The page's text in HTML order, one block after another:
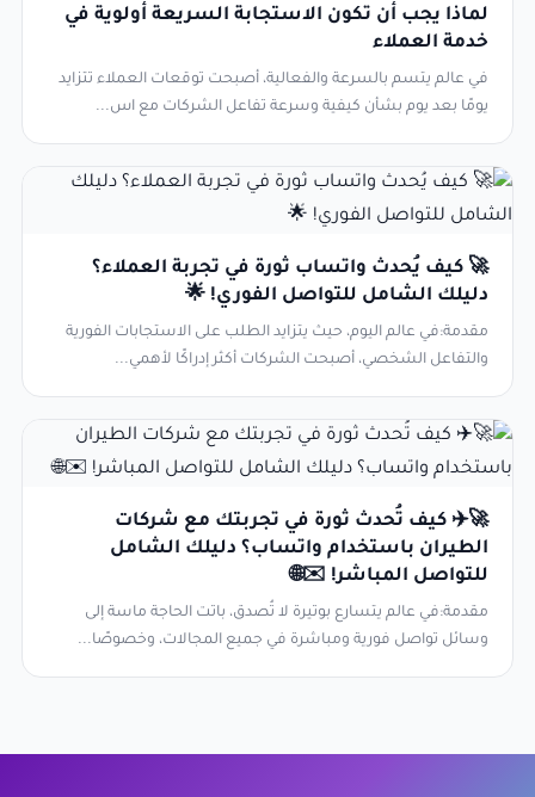
لماذا يجب أن تكون الاستجابة السريعة أولوية في
خدمة العملاء
في عالم يتسم بالسرعة والفعالية، أصبحت توقعات العملاء تتزايد
يومًا بعد يوم بشأن كيفية وسرعة تفاعل الشركات مع اس...
🚀 كيف يُحدث واتساب ثورة في تجربة العملاء؟
دليلك الشامل للتواصل الفوري! 🌟
مقدمة:في عالم اليوم، حيث يتزايد الطلب على الاستجابات الفورية
والتفاعل الشخصي، أصبحت الشركات أكثر إدراكًا لأهمي...
🚀✈️ كيف تُحدث ثورة في تجربتك مع شركات
الطيران باستخدام واتساب؟ دليلك الشامل
للتواصل المباشر! ✉️🌐
مقدمة:في عالم يتسارع بوتيرة لا تُصدق، باتت الحاجة ماسة إلى
وسائل تواصل فورية ومباشرة في جميع المجالات، وخصوصًا...